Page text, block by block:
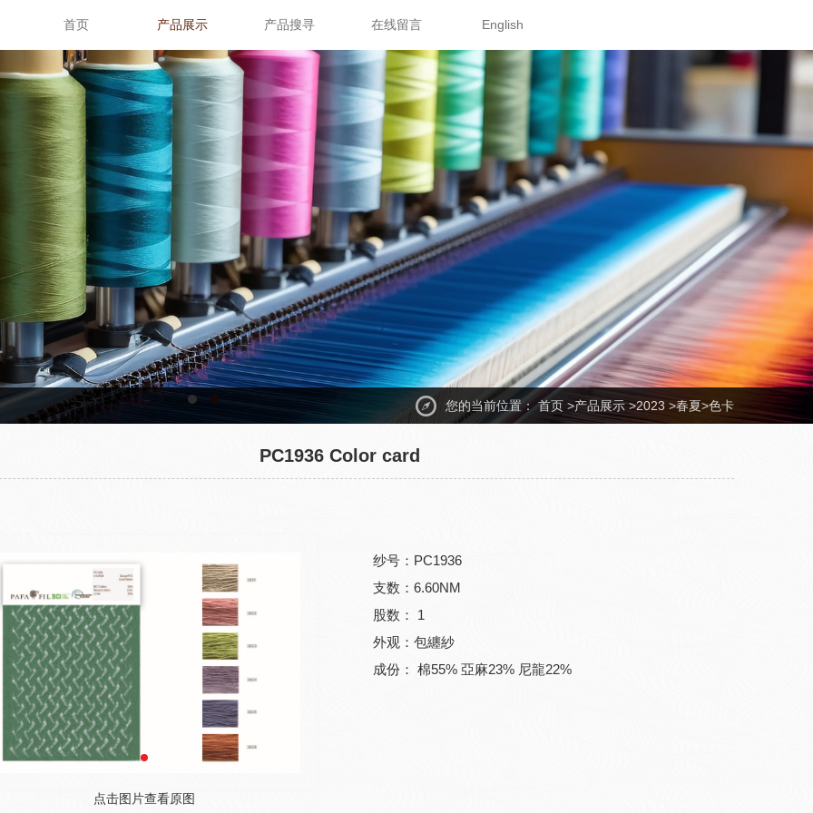
首页 产品展示 产品搜寻 在线留言 English
您的当前位置：首页 >产品展示>2023 >春夏>色卡
PC1936 Color card
点击图片查看原图
纱号：PC1936
支数：6.60NM
股数： 1
外观：包纏紗
成份： 棉55% 亞麻23% 尼龍22%